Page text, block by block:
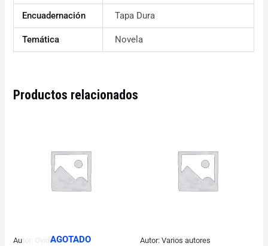
Encuadernación Tapa Dura
Temática Novela
Productos relacionados
AGOTADO
Autor: Ovidio
Autor: Varios autores